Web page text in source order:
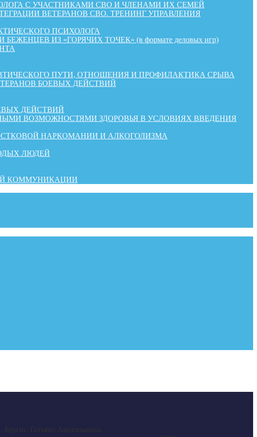
С УЧАСТНИКАМИ СВО И ЧЛЕНАМИ ИХ СЕМЕЙ
ВЕТЕРАНОВ СВО. ТРЕНИНГ УПРАВЛЕНИЯ
ПСИХОЛОГА
ИЗ «ГОРЯЧИХ ТОЧЕК» (в формате деловых игр)
ПУТИ, ОТНОШЕНИЯ И ПРОФИЛАКТИКА СРЫВА
БОЕВЫХ ДЕЙСТВИЙ
ДЕЙСТВИЙ
ВОЗМОЖНОСТЯМИ ЗДОРОВЬЯ В УСЛОВИЯХ ВВЕДЕНИЯ
НАРКОМАНИИ И АЛКОГОЛИЗМА
ЛЮДЕЙ
КОММУНИКАЦИИ